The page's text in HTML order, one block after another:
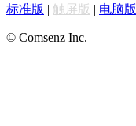
标准版 | 触屏版 | 电脑版
© Comsenz Inc.